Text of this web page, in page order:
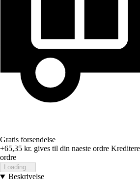
Gratis forsendelse
+65,35 kr. gives til din naeste ordre
ordre
Loading...
Beskrivelse